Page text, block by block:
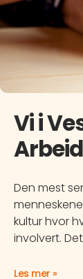
Vi i
Den mest
kultur hvor
involvert.
Les mer »